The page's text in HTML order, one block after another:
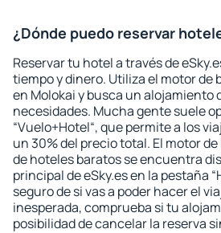
¿Dónde puedo reservar
Reservar tu hotel a través de
tiempo y dinero. Utiliza el motor de
en Molokai y busca un alojamiento
necesidades. Mucha gente suele
“Vuelo+Hotel“, que permite a los
un 30% del precio total. El motor
de hoteles baratos se encuentra
principal de eSky.es en la pestaña
seguro de si vas a poder hacer el
inesperada, comprueba si tu
posibilidad de cancelar la reserva